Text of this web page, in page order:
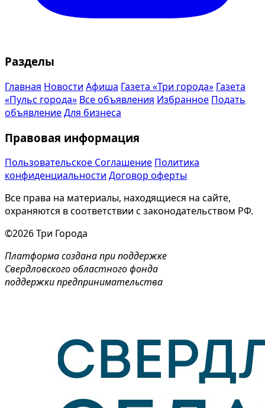
Разделы
Главная Новости Афиша Газета «Три города» Газета
«Пульс города» Все объявления Избранное Подать
объявлениеДля бизнеса
Правовая информация
Пользовательское Соглашение Политика
конфиденциальности Договор оферты
Все права на материалы, находящиеся на сайте,
охраняются в соответствии с законодательством РФ.
©2026 Три Города
Платформа создана при поддержке
Свердловского областного фонда
поддержки предпринимательства